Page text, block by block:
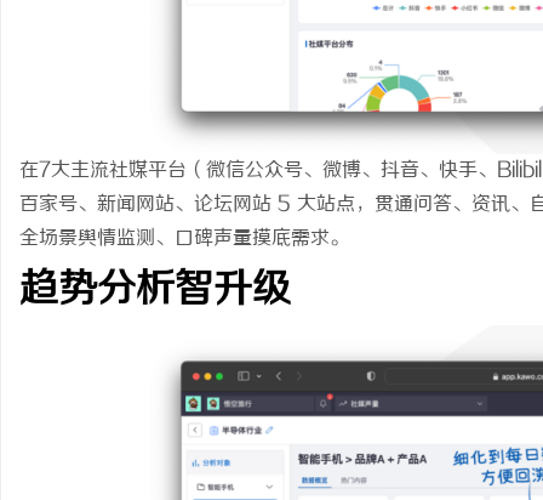
在7大主流社媒平台（微信公众号、微博、抖音、快手、
百家号、新闻网站、论坛网站 5 大站点，贯通问答、资讯
全场景舆情监测、口碑声量摸底需求。
趋势分析智升级